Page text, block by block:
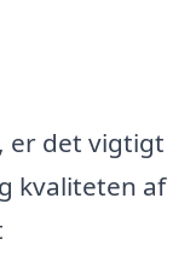
er det vigtigt
kvaliteten af